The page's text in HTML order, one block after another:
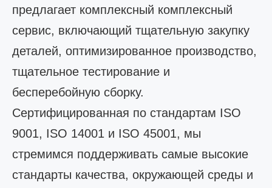
предлагает комплексный комплексный
сервис, включающий тщательную закупку
деталей, оптимизированное производство,
тщательное тестирование и
бесперебойную сборку.
Сертифицированная по стандартам ISO
9001, ISO 14001 и ISO 45001, мы
стремимся поддерживать самые высокие
стандарты качества, окружающей среды и